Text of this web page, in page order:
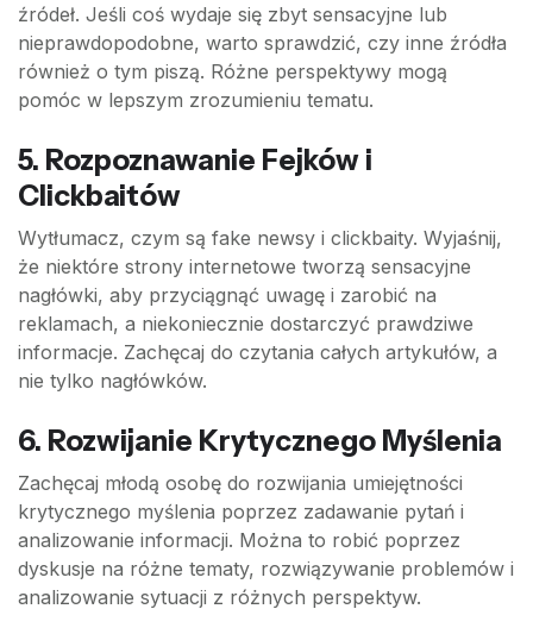
źródeł. Jeśli coś wydaje się zbyt sensacyjne lub
nieprawdopodobne, warto sprawdzić, czy inne źródła
również o tym piszą. Różne perspektywy mogą
pomóc w lepszym zrozumieniu tematu.
5. Rozpoznawanie Fejków i
Clickbaitów
Wytłumacz, czym są fake newsy i clickbaity. Wyjaśnij,
że niektóre strony internetowe tworzą sensacyjne
nagłówki, aby przyciągnąć uwagę i zarobić na
reklamach, a niekoniecznie dostarczyć prawdziwe
informacje. Zachęcaj do czytania całych artykułów, a
nie tylko nagłówków.
6. Rozwijanie Krytycznego Myślenia
Zachęcaj młodą osobę do rozwijania umiejętności
krytycznego myślenia poprzez zadawanie pytań i
analizowanie informacji. Można to robić poprzez
dyskusje na różne tematy, rozwiązywanie problemów i
analizowanie sytuacji z różnych perspektyw.